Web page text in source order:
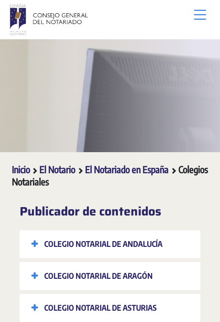
Saltar al contenido principal
Inicio El Notario El Notariado en España
Colegios
Notariales
Publicador de contenidos
COLEGIO NOTARIAL DE ANDALUCÍA
COLEGIO NOTARIAL DE ARAGÓN
COLEGIO NOTARIAL DE ASTURIAS